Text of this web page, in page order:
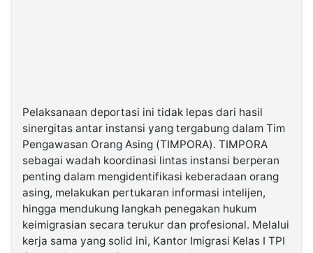
Pelaksanaan deportasi ini tidak lepas dari hasil
sinergitas antar instansi yang tergabung dalam Tim
Pengawasan Orang Asing (TIMPORA). TIMPORA
sebagai wadah koordinasi lintas instansi berperan
penting dalam mengidentifikasi keberadaan orang
asing, melakukan pertukaran informasi intelijen,
hingga mendukung langkah penegakan hukum
keimigrasian secara terukur dan profesional. Melalui
kerja sama yang solid ini, Kantor Imigrasi Kelas I TPI